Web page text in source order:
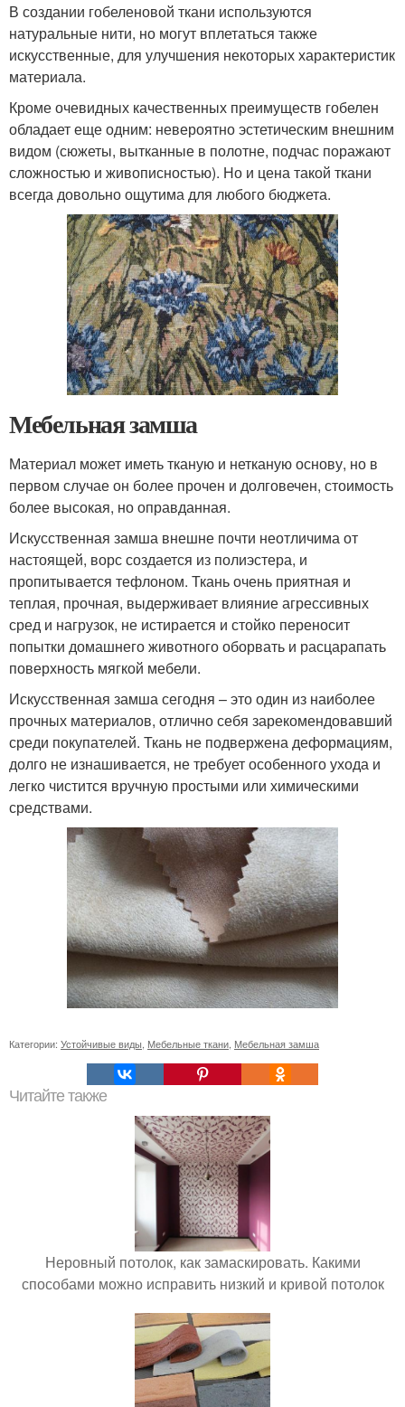
В создании гобеленовой ткани используются
натуральные нити, но могут вплетаться также
искусственные, для улучшения некоторых характеристик
материала.
Кроме очевидных качественных преимуществ гобелен
обладает еще одним: невероятно эстетическим внешним
видом (сюжеты, вытканные в полотне, подчас поражают
сложностью и живописностью). Но и цена такой ткани
всегда довольно ощутима для любого бюджета.
Мебельная замша
Материал может иметь тканую и нетканую основу, но в
первом случае он более прочен и долговечен, стоимость
более высокая, но оправданная.
Искусственная замша внешне почти неотличима от
настоящей, ворс создается из полиэстера, и
пропитывается тефлоном. Ткань очень приятная и
теплая, прочная, выдерживает влияние агрессивных
сред и нагрузок, не истирается и стойко переносит
попытки домашнего животного оборвать и расцарапать
поверхность мягкой мебели.
Искусственная замша сегодня – это один из наиболее
прочных материалов, отлично себя зарекомендовавший
среди покупателей. Ткань не подвержена деформациям,
долго не изнашивается, не требует особенного ухода и
легко чистится вручную простыми или химическими
средствами.
Категории: Устойчивые виды Мебельные ткани Мебельная замша
Читайте также
Неровный потолок, как замаскировать. Какими
способами можно исправить низкий и кривой потолок